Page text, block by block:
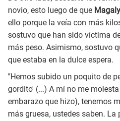
novio, esto luego de que
ello porque la veía con más
sostuvo que han sido víctima
más peso. Asimismo, sostuvo
que estaba en la dulce espera.
"Hemos subido un poquito de
gordito' (...) A mí no me
embarazo que hizo), tenemos
más gruesa, ustedes saben. La